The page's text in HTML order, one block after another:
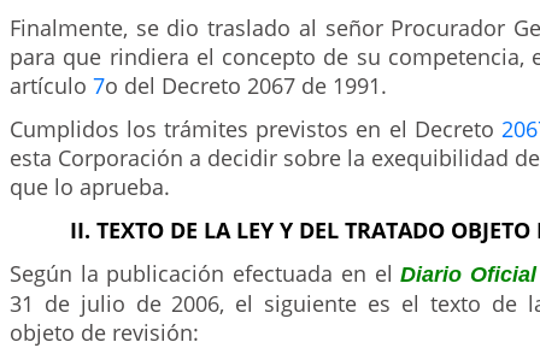
Finalmente, se dio traslado al señor Procurador
para que rindiera el concepto de su competencia,
artículo 7o del Decreto 2067 de 1991.
Cumplidos los trámites previstos en el Decreto
esta Corporación a decidir sobre la exequibilidad
que lo aprueba.
II. TEXTO DE LA LEY Y DEL TRATADO
Según la publicación efectuada en elDiario
31 de julio de 2006, el siguiente es el texto de
objeto de revisión: